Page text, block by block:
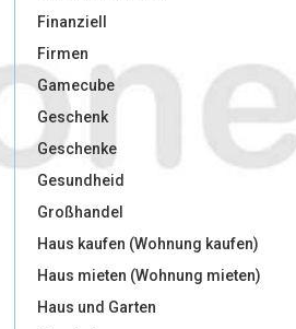
Finanziell
Firmen
Gamecube
Geschenk
Geschenke
Gesundheid
Großhandel
Haus kaufen (Wohnung kaufen)
Haus mieten (Wohnung mieten)
Haus und Garten